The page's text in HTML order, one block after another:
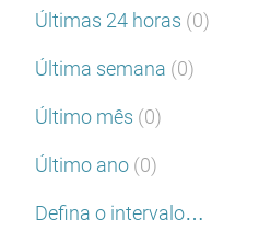
Últimas 24 horas (0)
Última semana (0)
Último mês (0)
Último ano (0)
Defina o intervalo…